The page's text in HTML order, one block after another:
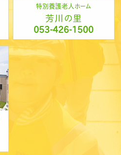
特別養護老人ホーム
芳川の里
053-426-1500